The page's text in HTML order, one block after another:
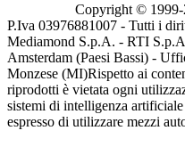
Copyright © 1999-
P.Iva 03976881007 - Tutti i
Mediamond S.p.A. - RTI
Amsterdam (Paesi Bassi) -
Monzese (MI)Rispetto ai
riprodotti è vietata ogni
sistemi di intelligenza
espresso di utilizzare mezzi